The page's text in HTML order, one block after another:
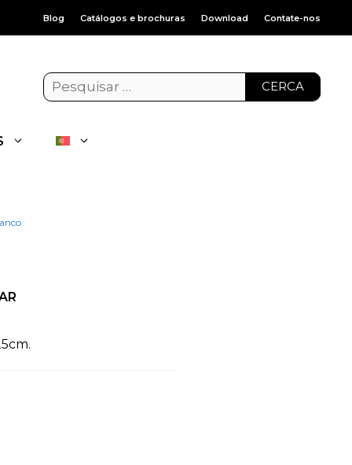
Blog Catálogos e brochuras Download Contate-nos
CERCA